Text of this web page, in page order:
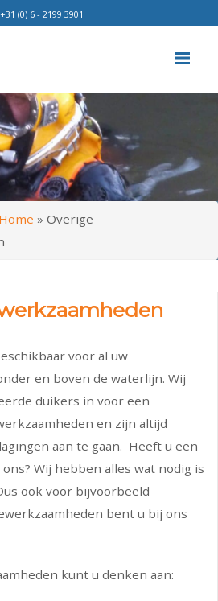
+31 (0) 6 - 2199 3901
Home » Overige
voor al uw
en boven de waterlijn. Wij
duikers in voor een
en zijn altijd
aan te gaan. Heeft u een
Wij hebben alles wat nodig is
ook voor bijvoorbeeld
bent u bij ons
kunt u denken aan: